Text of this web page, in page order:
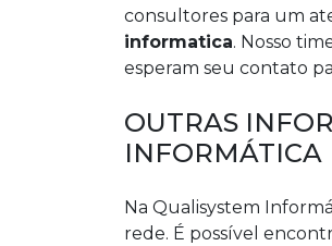
consultores para um
informatica. Nosso
esperam seu contato
OUTRAS
INFORMÁTICA
Na Qualisystem
rede. É possível